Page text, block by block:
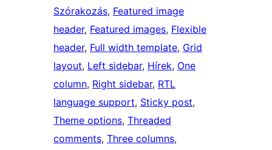
Szórakozás, Featured image
header, Featured images, Flexible
header, Full width template, Grid
layout, Left sidebar, Hírek, One
column, Right sidebar, RTL
language support, Sticky post
Theme options, Threaded
comments, Three columns